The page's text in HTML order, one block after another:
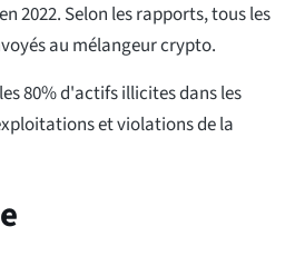
2022. Selon les rapports, tous les
au mélangeur crypto.
80% d'actifs illicites dans les
et violations de la